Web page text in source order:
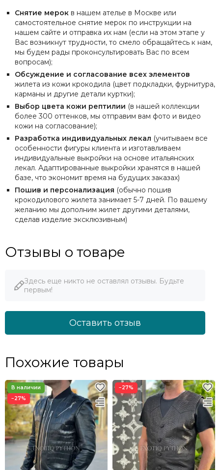
Снятие мерок в нашем ателье в Москве или
самостоятельное снятие мерок по инструкции на
нашем сайте и отправка их нам (если на этом этапе у
Вас возникнут трудности, то смело обращайтесь к нам,
мы будем рады проконсультировать Вас по всем
вопросам);
Обсуждение и согласование всех элементов
жилета из кожи крокодила (цвет подкладки, фурнитура,
карманы и другие детали куртки);
Выбор цвета кожи рептилии (в нашей коллекции
более 300 оттенков, мы отправим вам фото и видео
кожи на согласование);
Разработка индивидуальных лекал (учитываем все
особенности фигуры клиента и изготавливаем
индивидуальные выкройки на основе итальянских
лекал. Адаптированные выкройки хранятся в нашей
базе, что экономит время на будущих заказах)
Пошив и персонализация (обычно пошив
крокодилового жилета занимает 5-7 дней. По вашему
желанию мы дополним жилет другими деталями,
сделав изделие эксклюзивным)
Отзывы о товаре
Здесь еще никто не оставлял отзывы. Будьте
первым!
Оставить отзыв
Похожие товары
−27%
−27%